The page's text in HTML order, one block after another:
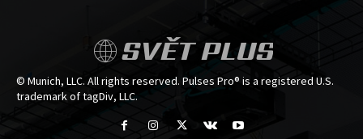
SVĚT PLUS
© Munich, LLC. All rights reserved. Pulses Pro® is a registered U.S.
trademark of tagDiv, LLC.